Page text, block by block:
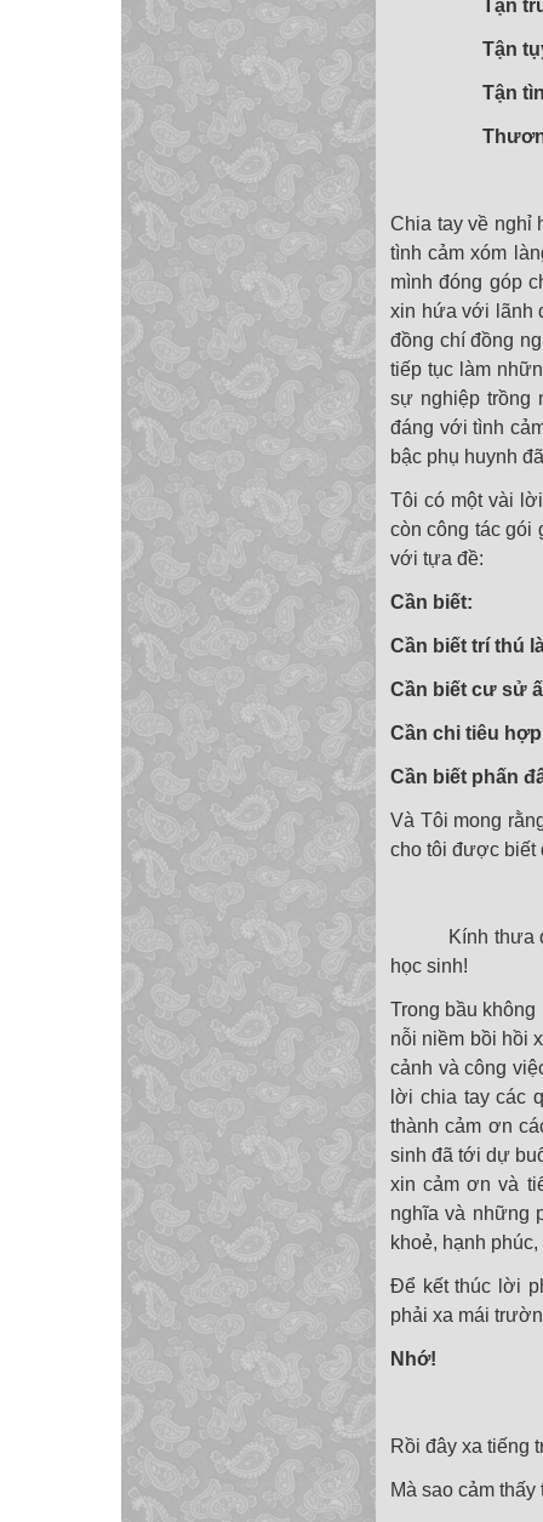
Tận
Tận tụy với
Tận tình
Thương
Chia tay về nghỉ
tình cảm xóm
mình đóng góp
xin hứa với lãnh
đồng chí đồng
tiếp tục làm
sự nghiệp trồng
đáng với tình
bậc phụ huynh
Tôi có một vài
còn công tác gói
với tựa đề:
Cần biết:
Cần biết trí thú
Cần biết cư sử
Cần chi tiêu
Cần biết phấn
Và Tôi mong
cho tôi được biết
Kính thưa quý
học sinh!
Trong bầu
nỗi niềm bồi hồi
cảnh và công
lời chia tay các
thành cảm ơn
sinh đã tới dự
xin cảm ơn và
nghĩa và những
khoẻ, hạnh
Để kết thúc lời
phải xa mái
Nhớ!
Rồi đây xa tiếng
Mà sao cảm